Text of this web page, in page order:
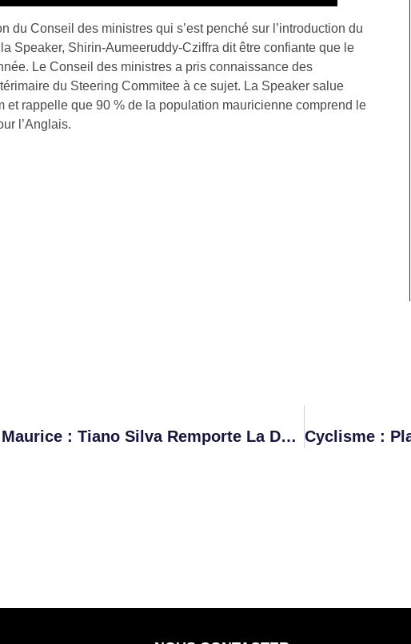
du Conseil des ministres qui s’est penché sur l’introduction du
Speaker, Shirin-Aumeeruddy-Cziffra dit être confiante que le
Le Conseil des ministres a pris connaissance des
du Steering Commitee à ce sujet. La Speaker salue
et rappelle que 90 % de la population mauricienne comprend le
l’Anglais.
Cyclisme – Tour De Maurice : Tiano Silva Remporte La Deuxième Étape